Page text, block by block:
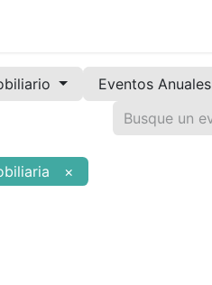
Eventos Anuales
×